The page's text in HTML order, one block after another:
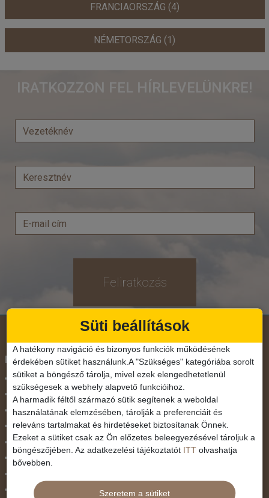
FRANCIAORSZÁG (4)
NÉMETORSZÁG (1)
IRATKOZZON FEL HÍRLEVELÜNKRE!
Feliratkozás
Földrészek
Ausztrália
Ázsia
Csendes-Óceáni Szigetvilág
Dél-Afrika
Dél-Amerika
Dél-Európa
Észak-Amerika
Süti beállítások
A hatékony navigáció és bizonyos funkciók működésének
érdekében sütiket használunk.A "Szükséges" kategóriába sorolt
sütiket a böngésző tárolja, mivel ezek elengedhetetlenül
szükségesek a webhely alapvető funkcióihoz.
A harmadik féltől származó sütik segítenek a weboldal
használatának elemzésében, tárolják a preferenciáit és
releváns tartalmakat és hirdetéseket biztosítanak Önnek.
Ezeket a sütiket csak az Ön előzetes beleegyezésével tároljuk a
böngészőjében. Az adatkezelési tájékoztatót ITT olvashatja
bővebben.
Szeretem a sütiket